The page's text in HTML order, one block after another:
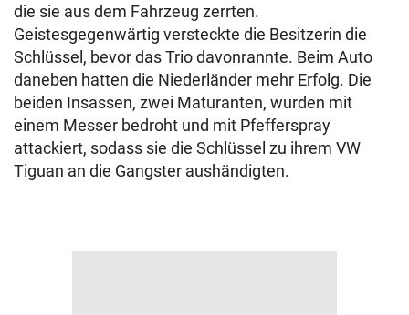
die sie aus dem Fahrzeug zerrten.
Geistesgegenwärtig versteckte die Besitzerin die
Schlüssel, bevor das Trio davonrannte. Beim Auto
daneben hatten die Niederländer mehr Erfolg. Die
beiden Insassen, zwei Maturanten, wurden mit
einem Messer bedroht und mit Pfefferspray
attackiert, sodass sie die Schlüssel zu ihrem VW
Tiguan an die Gangster aushändigten.